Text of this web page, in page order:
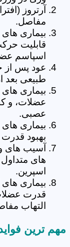
آرتروز
مفاصل.
بیماری
قابلیت
اسپاسم
عود پس از
طبیعی بعد
بیماری
عضلات، و
عصبی.
بیماری
بهبود
آسیب های
های
اسپرین.
بیماری
قدرت عضلات
التهاب
مهم ترین